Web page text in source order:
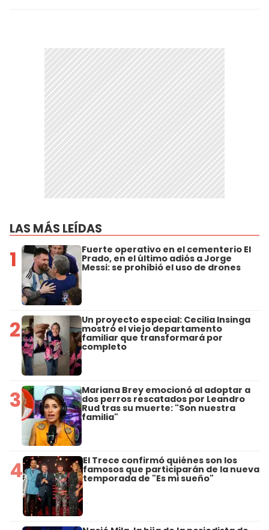
LAS MÁS LEÍDAS
1 Fuerte operativo en el cementerio El
Prado, en el último adiós a Jorge
Messi: se prohibió el uso de drones
2 Un proyecto especial: Cecilia Insinga
mostró el viejo departamento
familiar que transformará por
completo
3 Mariana Brey emocionó al adoptar a
dos perros rescatados por Leandro
Rud tras su muerte: "Son nuestra
familia"
4 El Trece confirmó quiénes son los
famosos que participarán de la nueva
temporada de "Es mi sueño"